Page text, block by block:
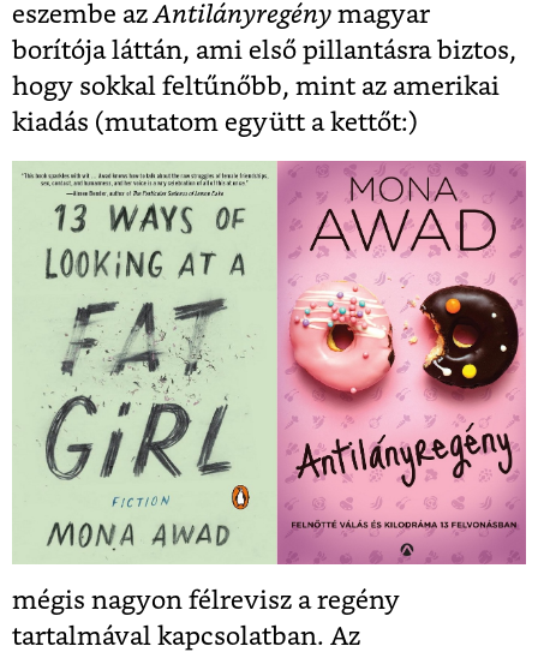
eszembe az Antilányregény magyar
borítója láttán, ami első pillantásra biztos,
hogy sokkal feltűnőbb, mint az amerikai
kiadás (mutatom együtt a kettőt:)
mégis nagyon félrevisz a regény
tartalmával kapcsolatban. Az